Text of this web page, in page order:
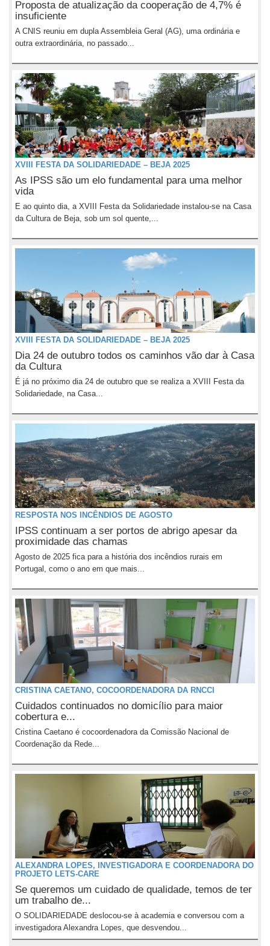
Proposta de atualização da cooperação de 4,7% é
insuficiente
A CNIS reuniu em dupla Assembleia Geral (AG), uma ordinária e
outra extraordinária, no passado...
XVIII FESTA DA SOLIDARIEDADE – BEJA 2025
As IPSS são um elo fundamental para uma melhor
vida
E ao quinto dia, a XVIII Festa da Solidariedade instalou-se na Casa
da Cultura de Beja, sob um sol quente,...
XVIII FESTA DA SOLIDARIEDADE – BEJA 2025
Dia 24 de outubro todos os caminhos vão dar à Casa
da Cultura
É já no próximo dia 24 de outubro que se realiza a XVIII Festa da
Solidariedade, na Casa...
RESPOSTA NOS INCÊNDIOS DE AGOSTO
IPSS continuam a ser portos de abrigo apesar da
proximidade das chamas
Agosto de 2025 fica para a história dos incêndios rurais em
Portugal, como o ano em que mais...
CRISTINA CAETANO, COCOORDENADORA DA RNCCI
Cuidados continuados no domicílio para maior
cobertura e...
Cristina Caetano é cocoordenadora da Comissão Nacional de
Coordenação da Rede...
ALEXANDRA LOPES, INVESTIGADORA E COORDENADORA DO
PROJETO LETS-CARE
Se queremos um cuidado de qualidade, temos de ter
um trabalho de...
O SOLIDARIEDADE deslocou-se à academia e conversou com a
investigadora Alexandra Lopes, que desvendou...